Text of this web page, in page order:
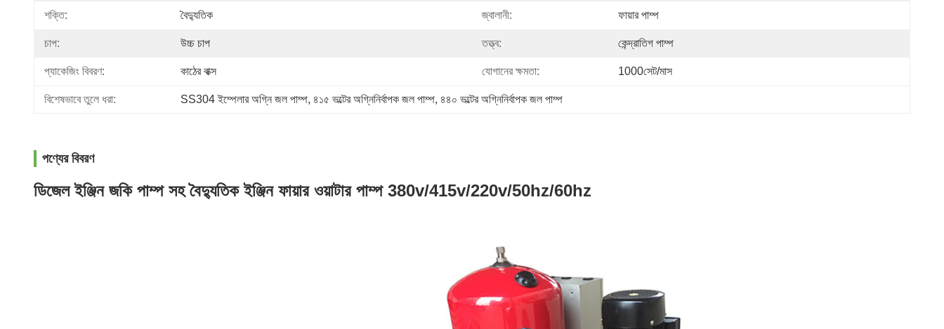
শক্তি: বৈদ্যুতিক জ্বালানী: ফায়ার পাম্প
চাপ: উচ্চ চাপ তত্ত্ব: কেন্দ্রাতিগ পাম্প
প্যাকেজিং বিবরণ: কাঠের বাক্স যোগানের ক্ষমতা: 1000সেট/মাস
বিশেষভাবে তুলে ধরা: SS304 ইম্পেলার অগ্নি জল পাম্প, ৪১৫ ভল্টের অগ্নিনির্বাপক জল পাম্প, ৪৪০ ভল্টের অগ্নিনির্বাপক জল পাম্প
পণ্যের বিবরণ
ডিজেল ইঞ্জিন জকি পাম্প সহ বৈদ্যুতিক ইঞ্জিন ফায়ার ওয়াটার পাম্প 380v/415v/220v/50hz/60hz